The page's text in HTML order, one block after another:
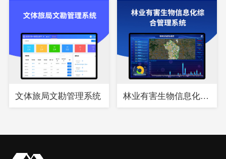
文体旅局文勘管理系统 林业有害生物信息化综合管理系统